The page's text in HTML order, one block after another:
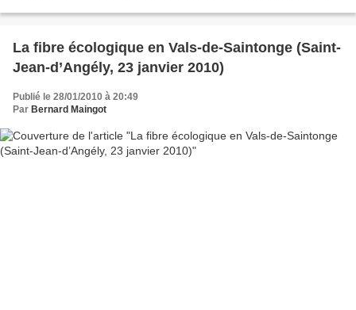
La fibre écologique en Vals-de-Saintonge (Saint-
Jean-d’Angély, 23 janvier 2010)
Publié le 28/01/2010 à 20:49
Par Bernard Maingot